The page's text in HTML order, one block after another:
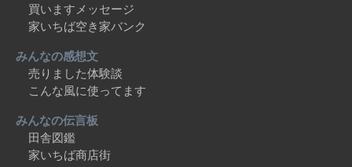
買いますメッセージ
家いちば空き家バンク
みんなの感想文
売りました体験談
こんな風に使ってます
みんなの伝言板
田舎図鑑
家いちば商店街